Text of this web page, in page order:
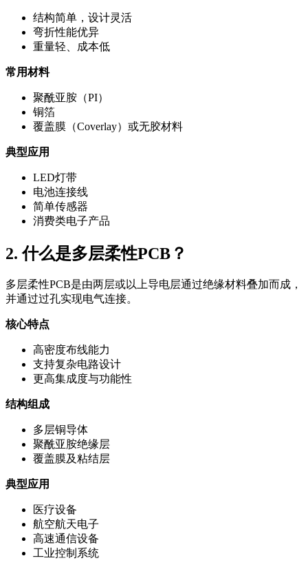
结构简单，设计灵活
弯折性能优异
重量轻、成本低
常用材料
聚酰亚胺（PI）
铜箔
覆盖膜（Coverlay）或无胶材料
典型应用
LED灯带
电池连接线
简单传感器
消费类电子产品
2. 什么是多层柔性PCB？
多层柔性PCB是由两层或以上导电层通过绝缘材料叠加而成，
并通过过孔实现电气连接。
核心特点
高密度布线能力
支持复杂电路设计
更高集成度与功能性
结构组成
多层铜导体
聚酰亚胺绝缘层
覆盖膜及粘结层
典型应用
医疗设备
航空航天电子
高速通信设备
工业控制系统